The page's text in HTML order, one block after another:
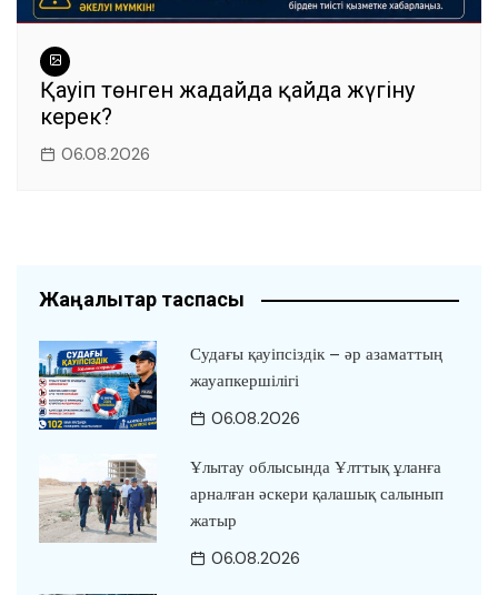
Қауіп төнген жағдайда қайда жүгіну
керек?
06.08.2026
Жаңалықтар таспасы
Судағы қауіпсіздік – әр азаматтың
жауапкершілігі
06.08.2026
Ұлытау облысында Ұлттық ұланға
арналған әскери қалашық салынып
жатыр
06.08.2026